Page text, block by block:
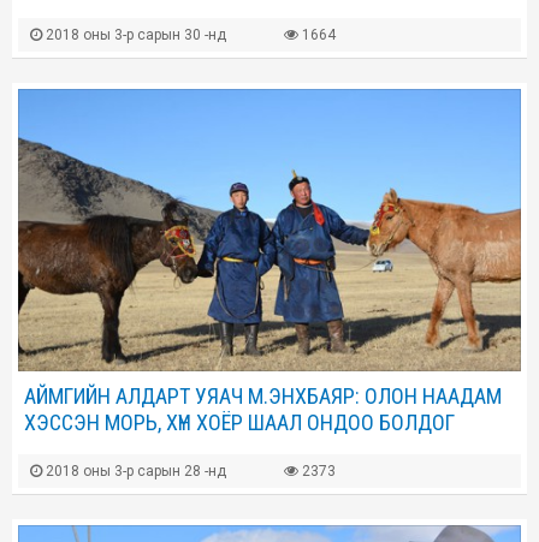
2018 оны 3-р сарын 30 -нд 1664
АЙМГИЙН АЛДАРТ УЯАЧ М.ЭНХБАЯР: ОЛОН НААДАМ
ХЭССЭН МОРЬ, ХҮН ХОЁР ШААЛ ОНДОО БОЛДОГ
2018 оны 3-р сарын 28 -нд 2373